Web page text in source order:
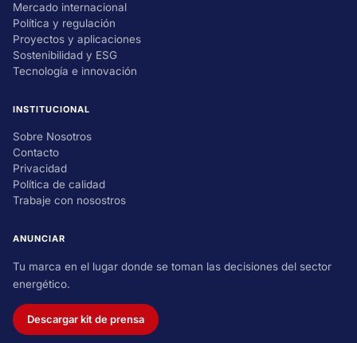
Mercado internacional
Política y regulación
Proyectos y aplicaciones
Sostenibilidad y ESG
Tecnología e innovación
INSTITUCIONAL
Sobre Nosotros
Contacto
Privacidad
Política de calidad
Trabaje con nosostros
ANUNCIAR
Tu marca en el lugar donde se toman las decisiones del sector
energético.
Descargar kit de prensa